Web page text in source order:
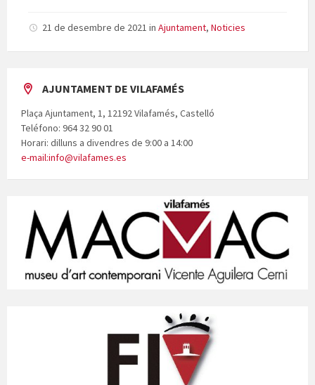
21 de desembre de 2021 in Ajuntament, Noticies
AJUNTAMENT DE VILAFAMÉS
Plaça Ajuntament, 1, 12192 Vilafamés, Castelló
Teléfono: 964 32 90 01
Horari: dilluns a divendres de 9:00 a 14:00
e-mail:info@vilafames.es